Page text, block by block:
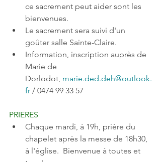
ce sacrement peut aider sont les
bienvenues.
Le sacrement sera suivi d'un
goûter salle Sainte-Claire.
Information, inscription auprès de
Marie de
Dorlodot, marie.ded.deh@outlook.
fr / 0474 99 33 57
PRIERES
Chaque mardi, à 19h, prière du
chapelet après la messe de 18h30,
à l'église.  Bienvenue à toutes et